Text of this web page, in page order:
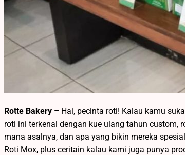
Rotte Bakery – Hai, pecinta roti! Kalau kamu
roti ini terkenal dengan kue ulang tahun custom,
mana asalnya, dan apa yang bikin mereka
Roti Mox, plus ceritain kalau kami juga punya